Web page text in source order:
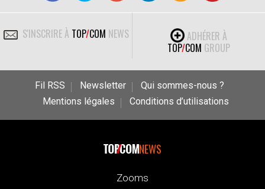
S'INSCRIRE À TOP/COM NEWS
ADHÉRER À
TOP/COM GROUP
Fil RSS Newsletter
Qui sommes-nous ?
Mentions légales
Conditions d’utilisations
NEWS
Zooms